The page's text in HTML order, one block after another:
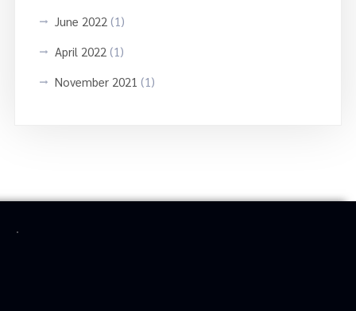
June 2022 (1)
April 2022 (1)
November 2021 (1)
.